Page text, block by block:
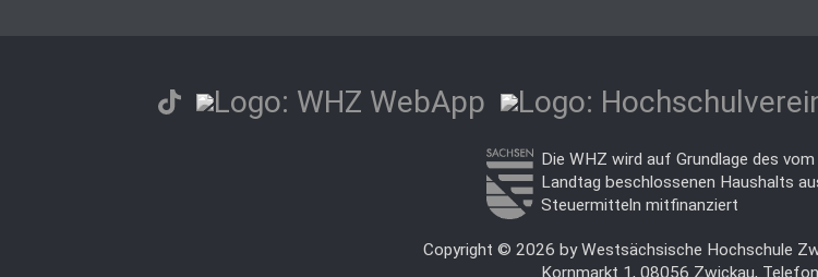
Die WHZ wird auf Grundlage des
Landtag beschlossenen Haushalts
Steuermitteln mitfinanziert
Copyright © 2026 by Westsächsische Hochschule
Kornmarkt 1, 08056 Zwickau,